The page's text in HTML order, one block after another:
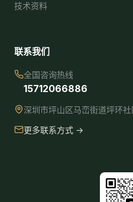
技术资料
联系我们
全国咨询热线
15712066886
深圳市坪山区马峦街道坪环
更多联系方式 →